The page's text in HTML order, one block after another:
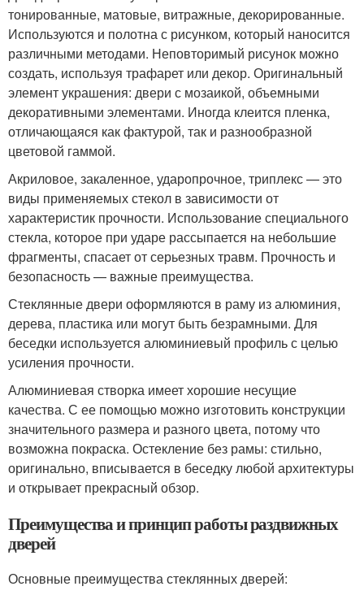
тонированные, матовые, витражные, декорированные.
Используются и полотна с рисунком, который наносится
различными методами. Неповторимый рисунок можно
создать, используя трафарет или декор. Оригинальный
элемент украшения: двери с мозаикой, объемными
декоративными элементами. Иногда клеится пленка,
отличающаяся как фактурой, так и разнообразной
цветовой гаммой.
Акриловое, закаленное, ударопрочное, триплекс — это
виды применяемых стекол в зависимости от
характеристик прочности. Использование специального
стекла, которое при ударе рассыпается на небольшие
фрагменты, спасает от серьезных травм. Прочность и
безопасность — важные преимущества.
Стеклянные двери оформляются в раму из алюминия,
дерева, пластика или могут быть безрамными. Для
беседки используется алюминиевый профиль с целью
усиления прочности.
Алюминиевая створка имеет хорошие несущие
качества. С ее помощью можно изготовить конструкции
значительного размера и разного цвета, потому что
возможна покраска. Остекление без рамы: стильно,
оригинально, вписывается в беседку любой архитектуры
и открывает прекрасный обзор.
Преимущества и принцип работы раздвижных
дверей
Основные преимущества стеклянных дверей: